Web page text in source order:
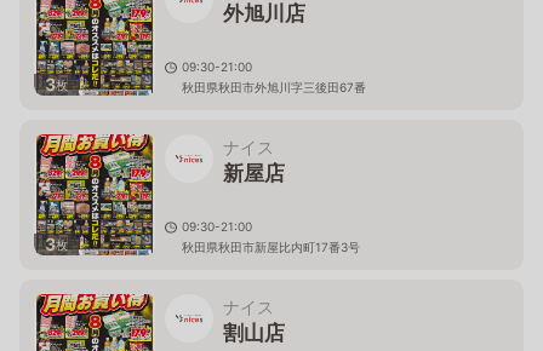
3枚
外旭川店
09:30-21:00
秋田県秋田市外旭川字三後田67番
3枚
ナイス
新屋店
09:30-21:00
秋田県秋田市新屋比内町17番3号
ナイス
割山店